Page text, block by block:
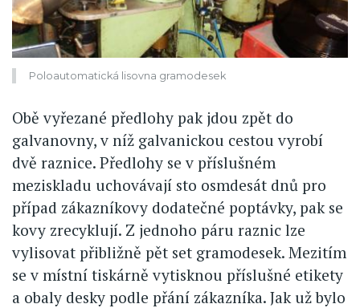
Poloautomatická lisovna gramodesek
Obě vyřezané předlohy pak jdou zpět do
galvanovny, v níž galvanickou cestou vyrobí
dvě raznice. Předlohy se v příslušném
meziskladu uchovávají sto osmdesát dnů pro
případ zákazníkovy dodatečné poptávky, pak se
kovy zrecyklují. Z jednoho páru raznic lze
vylisovat přibližně pět set gramodesek. Mezitím
se v místní tiskárně vytisknou příslušné etikety
a obaly desky podle přání zákazníka. Jak už bylo